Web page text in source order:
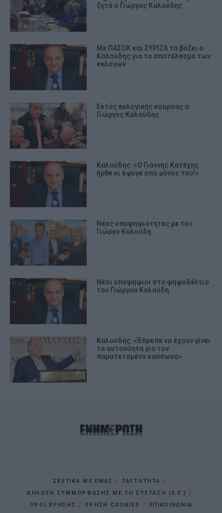
ζητά ο Γιώργος Καλούδης
Με ΠΑΣΟΚ και ΣΥΡΙΖΑ τα βάζει ο
Καλούδης για το αποτέλεσμα των
εκλογών
Εκτός εκλογικής κούρσας ο
Γιώργος Καλούδης
Καλούδης: «Ο Γιάννης Κατέχης
ήρθε κι έφυγε από μόνος του!»
Νέες υποψηφιότητες με τον
Γιώργο Καλούδη
Νέοι υποψήφιοι στο ψηφοδέλτιο
του Γιώργου Καλούδη
Καλούδης: «Έπρεπε να έχουν γίνει
τα αυτονόητα για τον
παρατεταμένο καύσωνα»
ΣΧΕΤΙΚΑ ΜΕ ΕΜΑΣ
ΤΑΥΤΟΤΗΤΑ
ΔΗΛΩΣΗ ΣΥΜΜΟΡΦΩΣΗΣ ΜΕ ΤΗ ΣΥΣΤΑΣΗ (Ε.Ε.)
ΌΡΟΙ ΧΡΗΣΗΣ
ΧΡΗΣΗ COOKIES ΕΠΙΚΟΙΝΩΝΙΑ